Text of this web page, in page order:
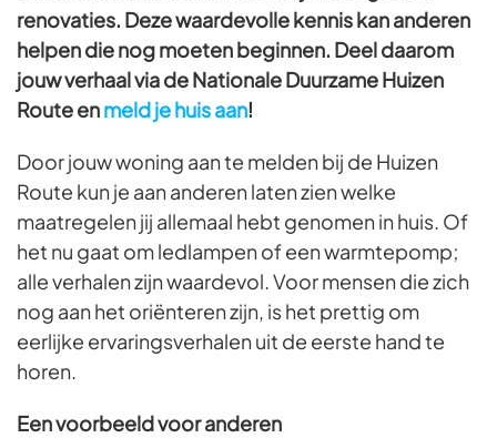
renovaties. Deze waardevolle kennis kan anderen
helpen die nog moeten beginnen. Deel daarom
jouw verhaal via de Nationale Duurzame Huizen
Routeenmeld je huis aan!
Door jouw woning aan te melden bij de Huizen
Route kun je aan anderen laten zien welke
maatregelen jij allemaal hebt genomen in huis. Of
het nu gaat om ledlampen of een warmtepomp;
alle verhalen zijn waardevol. Voor mensen die zich
nog aan het oriënteren zijn, is het prettig om
eerlijke ervaringsverhalen uit de eerste hand te
horen.
Een voorbeeld voor anderen